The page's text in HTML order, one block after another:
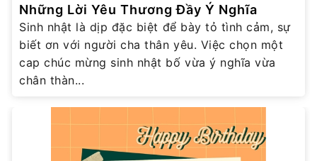
Những Lời Yêu Thương Đầy Ý Nghĩa
Sinh nhật là dịp đặc biệt để bày tỏ tình cảm, sự
biết ơn với người cha thân yêu. Việc chọn một
cap chúc mừng sinh nhật bố vừa ý nghĩa vừa
chân thàn...